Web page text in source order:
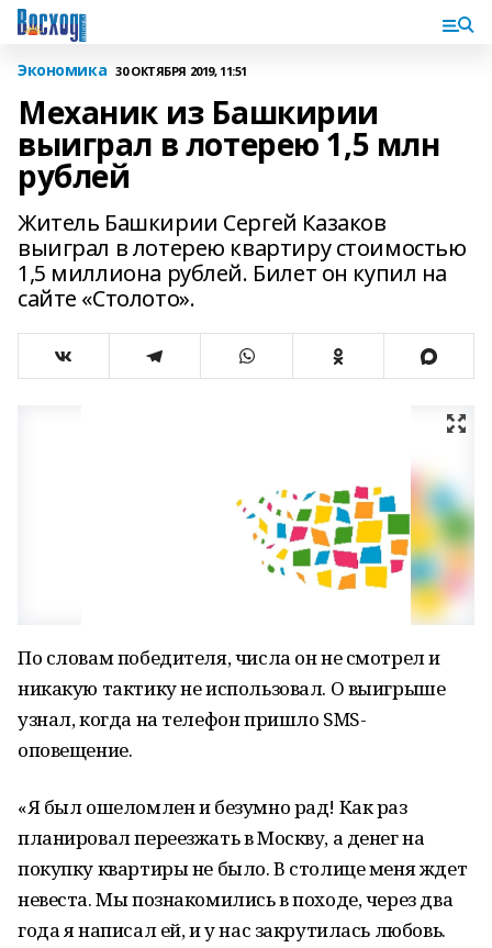
Экономика 30 ОКТЯБРЯ 2019, 11:51
Механик из Башкирии
выиграл в лотерею 1,5 млн
рублей
Житель Башкирии Сергей Казаков
выиграл в лотерею квартиру стоимостью
1,5 миллиона рублей. Билет он купил на
сайте «Столото».
По словам победителя, числа он не смотрел и
никакую тактику не использовал. О выигрыше
узнал, когда на телефон пришло SMS-
оповещение.
«Я был ошеломлен и безумно рад! Как раз
планировал переезжать в Москву, а денег на
покупку квартиры не было. В столице меня ждет
невеста. Мы познакомились в походе, через два
года я написал ей, и у нас закрутилась любовь.